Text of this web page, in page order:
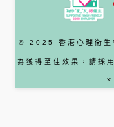
© 2025 香港心理衞生
為獲得至佳效果，請採用
x